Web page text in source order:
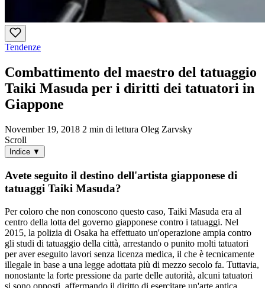
Tendenze
Combattimento del maestro del tatuaggio
Taiki Masuda per i diritti dei tatuatori in
Giappone
November 19, 2018 2 min di lettura Oleg Zarvsky
Scroll
Indice ▼
Avete seguito il destino dell'artista giapponese di
tatuaggi Taiki Masuda?
Per coloro che non conoscono questo caso, Taiki Masuda era al
centro della lotta del governo giapponese contro i tatuaggi. Nel
2015, la polizia di Osaka ha effettuato un'operazione ampia contro
gli studi di tatuaggio della città, arrestando o punito molti tatuatori
per aver eseguito lavori senza licenza medica, il che è tecnicamente
illegale in base a una legge adottata più di mezzo secolo fa. Tuttavia,
nonostante la forte pressione da parte delle autorità, alcuni tatuatori
si sono opposti, affermando il diritto di esercitare un'arte antica.